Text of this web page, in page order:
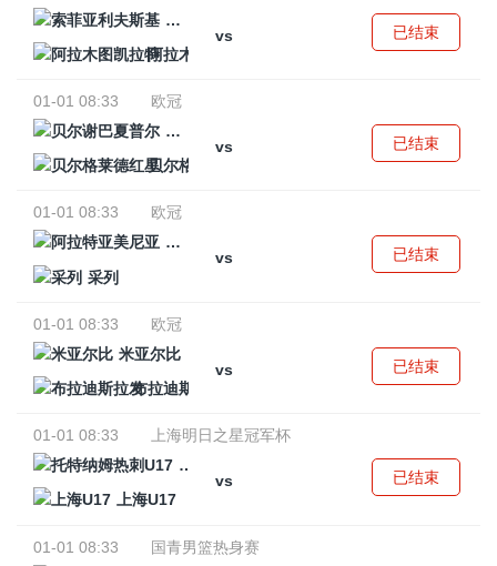
索菲亚利夫斯基
vs
阿拉木图凯拉特
已结束
01-01 08:33
欧冠
贝尔谢巴夏普尔
vs
贝尔格莱德红星
已结束
01-01 08:33
欧冠
阿拉特亚美尼亚
vs
采列
已结束
01-01 08:33
欧冠
米亚尔比
vs
布拉迪斯拉发
已结束
01-01 08:33
上海明日之星冠军杯
托特纳姆热刺U17
vs
上海U17
已结束
01-01 08:33
国青男篮热身赛